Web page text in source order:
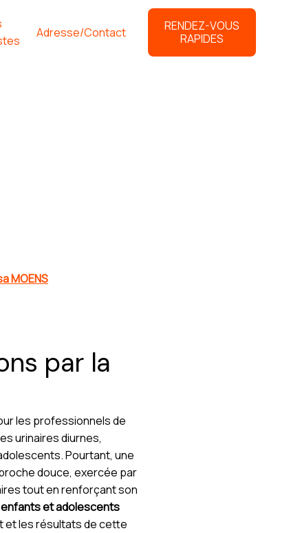
Adresse/Contact
RENDEZ-VOUS
RAPIDES
MOENS
par la
les professionnels de
urinaires diurnes,
Pourtant, une
douce, exercée par
tout en renforçant son
et adolescents
et les résultats de cette